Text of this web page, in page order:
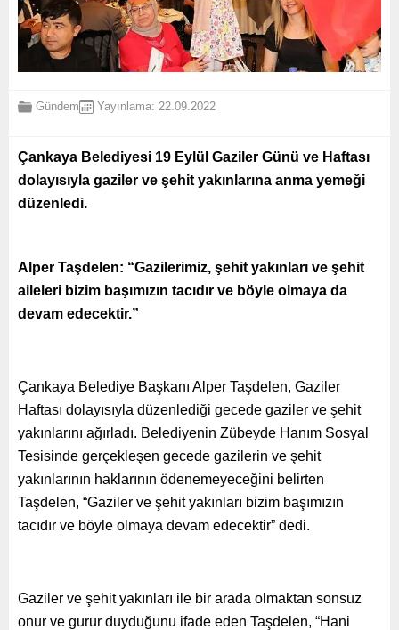
Gündem Yayınlama: 22.09.2022
Çankaya Belediyesi 19 Eylül Gaziler Günü ve Haftası
dolayısıyla gaziler ve şehit yakınlarına anma yemeği
düzenledi.
Alper Taşdelen: “Gazilerimiz, şehit yakınları ve şehit
aileleri bizim başımızın tacıdır ve böyle olmaya da
devam edecektir.”
Çankaya Belediye Başkanı Alper Taşdelen, Gaziler
Haftası dolayısıyla düzenlediği gecede gaziler ve şehit
yakınlarını ağırladı. Belediyenin Zübeyde Hanım Sosyal
Tesisinde gerçekleşen gecede gazilerin ve şehit
yakınlarının haklarının ödenemeyeceğini belirten
Taşdelen, “Gaziler ve şehit yakınları bizim başımızın
tacıdır ve böyle olmaya devam edecektir” dedi.
Gaziler ve şehit yakınları ile bir arada olmaktan sonsuz
onur ve gurur duyduğunu ifade eden Taşdelen, “Hani